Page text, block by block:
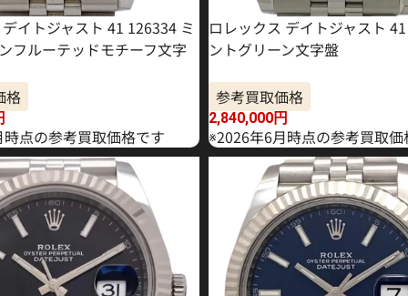
イトジャスト 41 126334 ミ
フルーテッドモチーフ文字
格
点の参考買取価格です
ロレックス デイトジャスト
ントグリーン文字盤
参考買取価格
2,840,000円
※2026年6月時点の参考買取価